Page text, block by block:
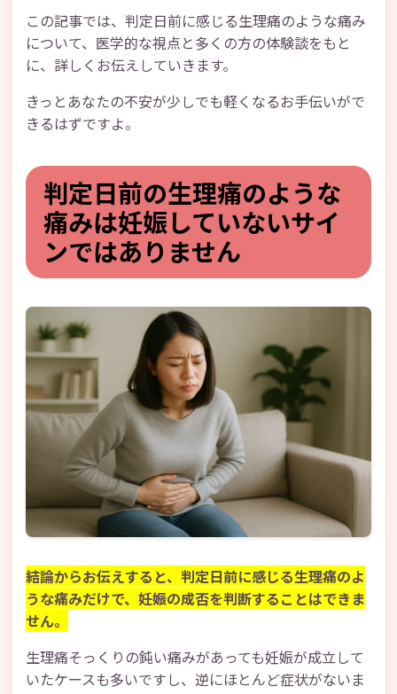
この記事では、判定日前に感じる生理痛のような痛み
について、医学的な視点と多くの方の体験談をもと
に、詳しくお伝えしていきます。
きっとあなたの不安が少しでも軽くなるお手伝いがで
きるはずですよ。
判定日前の生理痛のような
痛みは妊娠していないサイ
ンではありません
結論からお伝えすると、判定日前に感じる生理痛のよ
うな痛みだけで、妊娠の成否を判断することはできま
せん。
生理痛そっくりの鈍い痛みがあっても妊娠が成立して
いたケースも多いですし、逆にほとんど症状がないま